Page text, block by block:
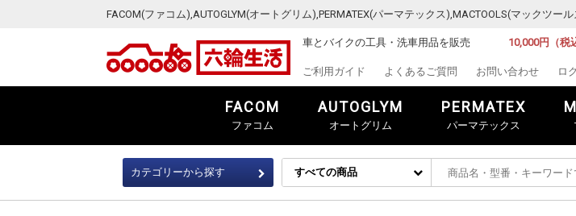
FACOM(ファコム),AUTOGLYM(オートグリム),PERMATEX(パーマテックス),MACTOOLS(マックツー
車とバイクの工具・洗車用品を販売 10,000円（税
ご利用ガイド よくあるご質問 お問い合わせ ロ
FACOM
ファコム
AUTOGLYM
オートグリム
PERMATEX
パーマテックス
カテゴリーから探す